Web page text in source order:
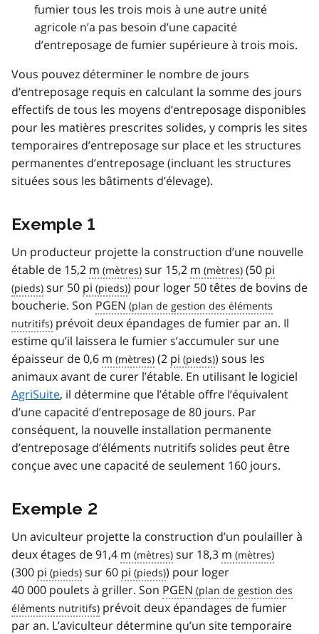
fumier tous les trois mois à une autre unité
agricole n’a pas besoin d’une capacité
d’entreposage de fumier supérieure à trois mois.
Vous pouvez déterminer le nombre de jours
d’entreposage requis en calculant la somme des jours
effectifs de tous les moyens d’entreposage disponibles
pour les matières prescrites solides, y compris les sites
temporaires d’entreposage sur place et les structures
permanentes d’entreposage (incluant les structures
situées sous les bâtiments d’élevage).
Exemple 1
Un producteur projette la construction d’une nouvelle
étable de 15,2 m sur 15,2 m (50 pi
sur 50 pi
) pour loger 50 têtes de bovins de
boucherie. Son PGEN
prévoit deux épandages de fumier par an. Il
estime qu’il laissera le fumier s’accumuler sur une
épaisseur de 0,6 m (2 pi
) sous les
animaux avant de curer l’étable. En utilisant le logiciel
AgriSuite, il détermine que l’étable offre l’équivalent
d’une capacité d’entreposage de 80 jours. Par
conséquent, la nouvelle installation permanente
d’entreposage d’éléments nutritifs solides peut être
conçue avec une capacité de seulement 160 jours.
Exemple 2
Un aviculteur projette la construction d’un poulailler à
deux étages de 91,4 m sur 18,3 m
(300 pi sur 60 pi
) pour loger
40 000 poulets à griller. Son PGEN
prévoit deux épandages de fumier
par an. L’aviculteur détermine qu’un site temporaire